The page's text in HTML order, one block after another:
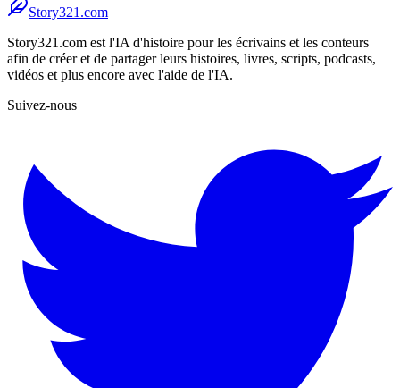
Story321.com
Story321.com est l'IA d'histoire pour les écrivains et les conteurs
afin de créer et de partager leurs histoires, livres, scripts, podcasts,
vidéos et plus encore avec l'aide de l'IA.
Suivez-nous